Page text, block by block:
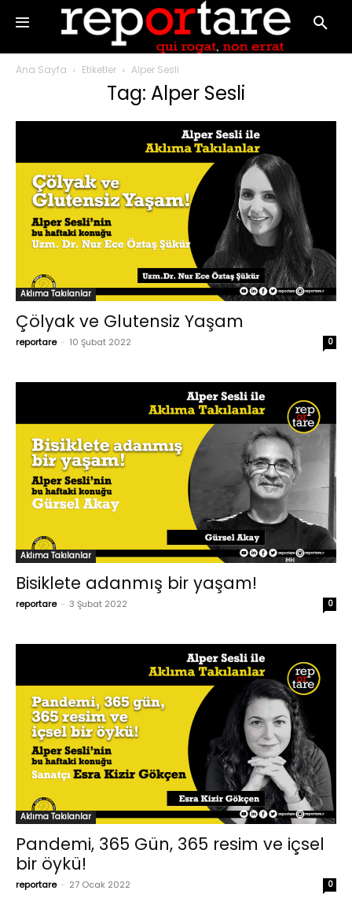
Ana Sayfa Etiketler Alper Sesli
Tag: Alper Sesli
Aklıma Takılanlar
Çölyak ve Glutensiz Yaşam
reportare - 10 Şubat 2022 0
Aklıma Takılanlar
Bisiklete adanmış bir yaşam!
reportare - 3 Şubat 2022 0
Aklıma Takılanlar
Pandemi, 365 Gün, 365 resim ve içsel
bir öykü!
reportare - 27 Ocak 2022 0